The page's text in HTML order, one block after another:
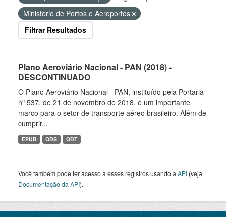
Ministério de Portos e Aeroportos
Filtrar Resultados
Plano Aeroviário Nacional - PAN (2018) -
DESCONTINUADO
O Plano Aeroviário Nacional - PAN, instituído pela Portaria
nº 537, de 21 de novembro de 2018, é um importante
marco para o setor de transporte aéreo brasileiro. Além de
cumprir...
EPUB ODS ODT
Você também pode ter acesso a esses registros usando a API (veja
Documentação da API).